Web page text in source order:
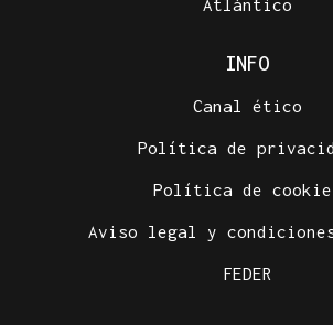
Atlántico
INFO
Canal ético
Política de
Política de
Aviso legal y
FEDER